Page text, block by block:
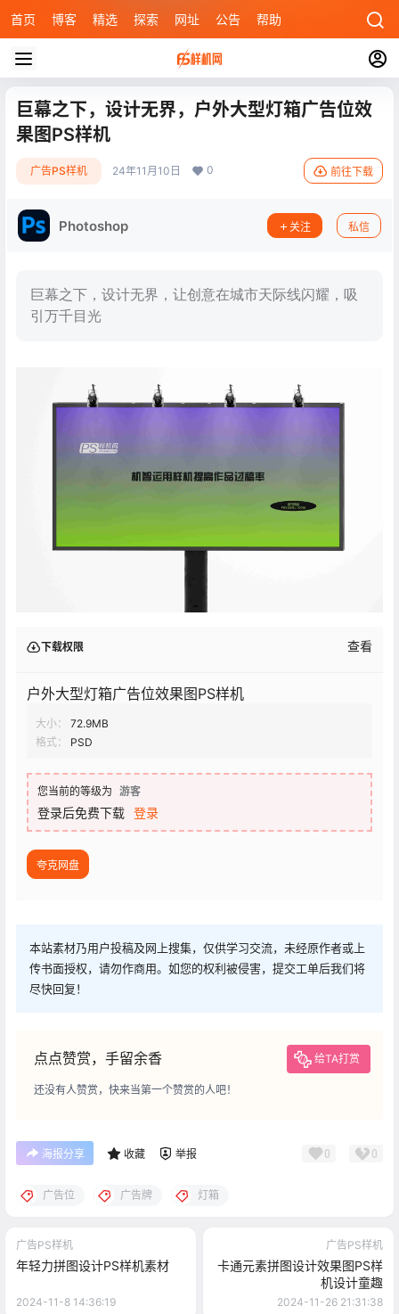
首页 博客 精选 探索 网址 公告 帮助
巨幕之下，设计无界，户外大型灯箱广告位效
果图PS样机
广告PS样机 24年11月10日 0 前往下载
Photoshop 关注 私信
巨幕之下，设计无界，让创意在城市天际线闪耀，吸
引万千目光
下载权限 查看
户外大型灯箱广告位效果图PS样机
大小：
72.9MB
格式：
PSD
您当前的等级为 游客
登录后免费下载 登录
夸克网盘
本站素材乃用户投稿及网上搜集，仅供学习交流，未经原作者或上
传书面授权，请勿作商用。如您的权利被侵害，提交工单后我们将
尽快回复！
点点赞赏，手留余香 给TA打赏
还没有人赞赏，快来当第一个赞赏的人吧！
海报分享 收藏 举报 0 0
广告位 广告牌 灯箱
广告PS样机
年轻力拼图设计PS样机素材
2024-11-8 14:36:19
广告PS样机
卡通元素拼图设计效果图PS样
机设计童趣
2024-11-26 21:31:38